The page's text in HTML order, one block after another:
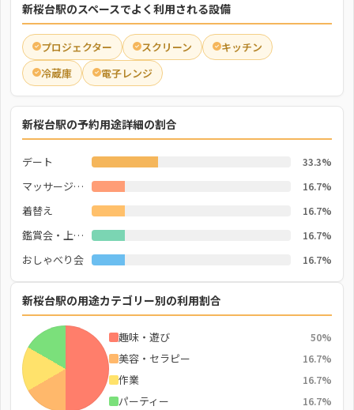
新桜台駅のスペースでよく利用される設備
プロジェクター スクリーン
キッチン
冷蔵庫
電子レンジ
新桜台駅の予約用途詳細の割合
デート 33.3%
マッサージ・施術 16.7%
着替え 16.7%
鑑賞会・上映会 16.7%
おしゃべり会 16.7%
新桜台駅の用途カテゴリー別の利用割合
趣味・遊び 50%
美容・セラピー 16.7%
作業 16.7%
パーティー 16.7%